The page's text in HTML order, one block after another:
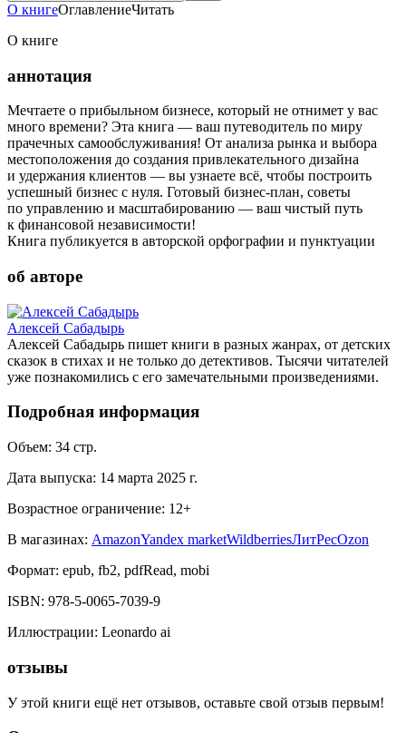
О книгеОглавлениеЧитать
О книге
аннотация
Мечтаете о прибыльном бизнесе, который не отнимет у вас
много времени? Эта книга — ваш путеводитель по миру
прачечных самообслуживания! От анализа рынка и выбора
местоположения до создания привлекательного дизайна
и удержания клиентов — вы узнаете всё, чтобы построить
успешный бизнес с нуля. Готовый бизнес-план, советы
по управлению и масштабированию — ваш чистый путь
к финансовой независимости!
Книга публикуется в авторской орфографии и пунктуации
об авторе
Алексей Сабадырь
Алексей Сабадырь пишет книги в разных жанрах, от детских
сказок в стихах и не только до детективов. Тысячи читателей
уже познакомились с его замечательными произведениями.
Подробная информация
Объем: 34 стр.
Дата выпуска: 14 марта 2025 г.
Возрастное ограничение: 12+
В магазинах: AmazonYandex marketWildberriesЛитРесOzon
Формат: epub, fb2, pdfRead, mobi
ISBN: 978-5-0065-7039-9
Иллюстрации: Leonardo ai
отзывы
У этой книги ещё нет отзывов, оставьте свой отзыв первым!